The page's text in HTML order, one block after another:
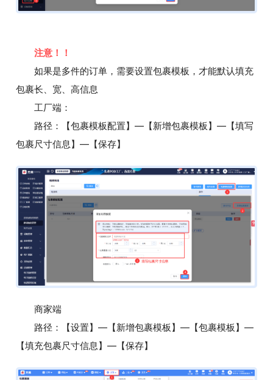
注意！！
如果是多件的订单，需要设置包裹模板，才能默认填充
包裹长、宽、高信息
工厂端：
路径：【包裹模板配置】—【新增包裹模板】—【填写
包裹尺寸信息】—【保存】
商家端
路径：【设置】—【新增包裹模板】—【包裹模板】—
【填充包裹尺寸信息】—【保存】